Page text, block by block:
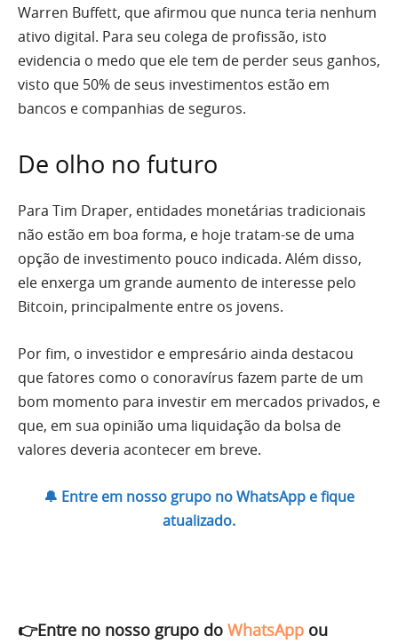
Warren Buffett, que afirmou que nunca teria nenhum
ativo digital. Para seu colega de profissão, isto
evidencia o medo que ele tem de perder seus ganhos,
visto que 50% de seus investimentos estão em
bancos e companhias de seguros.
De olho no futuro
Para Tim Draper, entidades monetárias tradicionais
não estão em boa forma, e hoje tratam-se de uma
opção de investimento pouco indicada. Além disso,
ele enxerga um grande aumento de interesse pelo
Bitcoin, principalmente entre os jovens.
Por fim, o investidor e empresário ainda destacou
que fatores como o conoravírus fazem parte de um
bom momento para investir em mercados privados, e
que, em sua opinião uma liquidação da bolsa de
valores deveria acontecer em breve.
🔔 Entre em nosso grupo no WhatsApp e fique
atualizado.
👉Entre no nosso grupo do WhatsApp ou